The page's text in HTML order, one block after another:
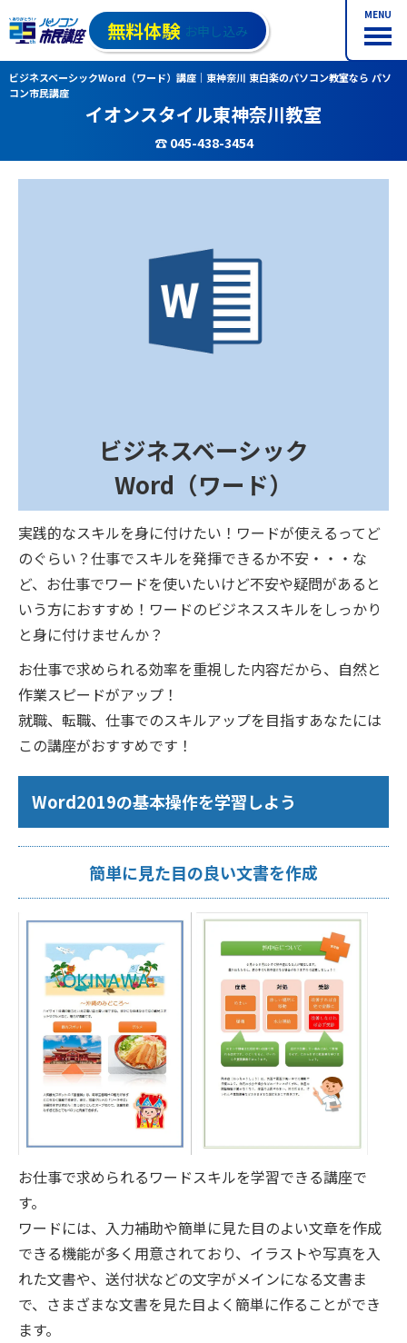
MENU
無料体験 お申し込み
ビジネスベーシックWord（ワード）講座｜東神奈川 東白楽のパソコン教室なら パソ
コン市民講座
イオンスタイル東神奈川教室
☎ 045-438-3454
ビジネスベーシック
Word（ワード）
実践的なスキルを身に付けたい！ワードが使えるってど
のぐらい？仕事でスキルを発揮できるか不安・・・な
ど、お仕事でワードを使いたいけど不安や疑問があると
いう方におすすめ！ワードのビジネススキルをしっかり
と身に付けませんか？
お仕事で求められる効率を重視した内容だから、自然と
作業スピードがアップ！
就職、転職、仕事でのスキルアップを目指すあなたには
この講座がおすすめです！
Word2019の基本操作を学習しよう
簡単に見た目の良い文書を作成
お仕事で求められるワードスキルを学習できる講座で
す。
ワードには、入力補助や簡単に見た目のよい文章を作成
できる機能が多く用意されており、イラストや写真を入
れた文書や、送付状などの文字がメインになる文書ま
で、さまざまな文書を見た目よく簡単に作ることができ
ます。